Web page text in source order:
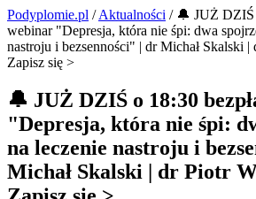
Podyplomie.pl /Aktualności / 🔔 JUŻ DZIŚ
webinar "Depresja, która nie śpi: dwa
nastroju i bezsenności" | dr Michał Skalski
Zapisz się >
🔔 JUŻ DZIŚ o 18:30
"Depresja, która nie śpi:
na leczenie nastroju i
Michał Skalski | dr Piotr